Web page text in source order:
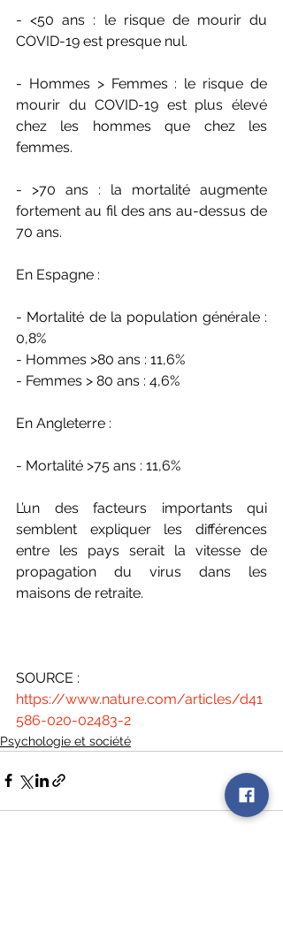
- <50 ans : le risque de mourir du
COVID-19 est presque nul.
- Hommes > Femmes : le risque de
mourir du COVID-19 est plus élevé
chez les hommes que chez les
femmes.
- >70 ans : la mortalité augmente
fortement au fil des ans au-dessus de
70 ans.
En Espagne :
- Mortalité de la population générale :
0,8%
- Hommes >80 ans : 11,6%
- Femmes > 80 ans : 4,6%
En Angleterre :
- Mortalité >75 ans : 11,6%
L’un des facteurs importants qui
semblent expliquer les différences
entre les pays serait la vitesse de
propagation du virus dans les
maisons de retraite.
SOURCE :
https://www.nature.com/articles/d41
586-020-02483-2
Psychologie et société